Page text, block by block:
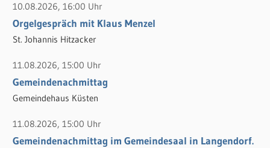
n
n
a
c
h
:
10.08.2026, 16:00 Uhr
Orgelgespräch mit Klaus Menzel
St. Johannis Hitzacker
11.08.2026, 15:00 Uhr
Gemeindenachmittag
Gemeindehaus Küsten
11.08.2026, 15:00 Uhr
Gemeindenachmittag im Gemeindesaal in Langendorf.